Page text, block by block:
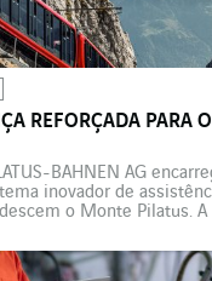
REFORÇADA PARA
BAHNEN AG
inovador de
o Monte Pilatus. A
ao Monte
suíços. Desde que […]